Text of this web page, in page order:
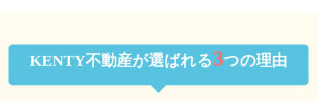
KENTY不動産が選ばれる3つの理由